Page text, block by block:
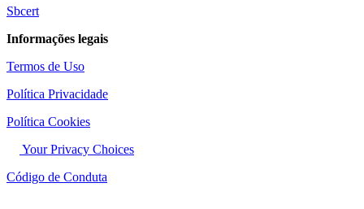
Sbcert
Informações legais
Termos de Uso
Política Privacidade
Política Cookies
Your Privacy Choices
Código de Conduta